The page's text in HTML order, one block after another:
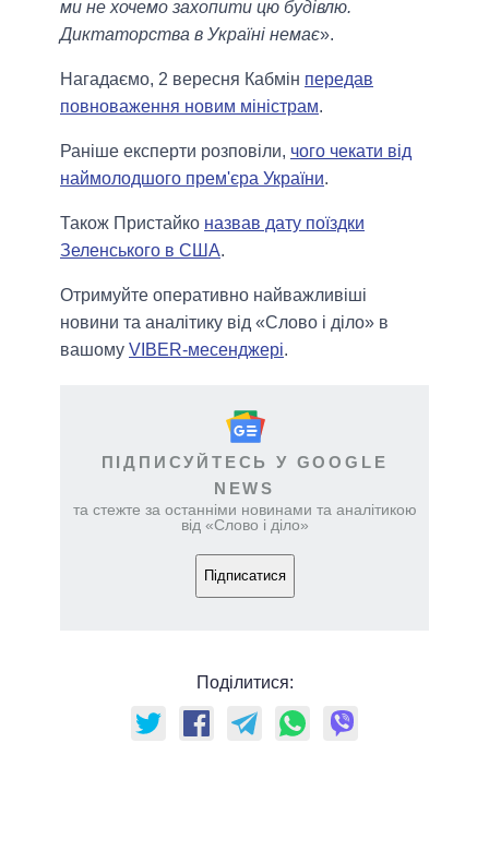
ми не хочемо захопити цю будівлю.
Диктаторства в Україні немає».
Нагадаємо, 2 вересня Кабмін передав
повноваження новим міністрам.
Раніше експерти розповіли, чого чекати від
наймолодшого прем'єра України.
Також Пристайко назвав дату поїздки
Зеленського в США.
Отримуйте оперативно найважливіші
новини та аналітику від «Слово і діло» в
вашому VIBER-месенджері.
ПІДПИСУЙТЕСЬ У GOOGLE
NEWS
та стежте за останніми новинами та аналітикою
від «Слово і діло»
Підписатися
Поділитися: